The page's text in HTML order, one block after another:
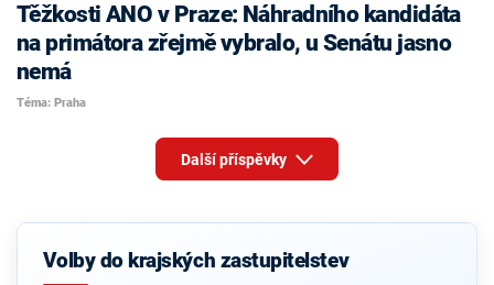
Těžkosti ANO v Praze: Náhradního kandidáta
na primátora zřejmě vybralo, u Senátu jasno
nemá
Téma: Praha
Další příspěvky
Volby do krajských zastupitelstev